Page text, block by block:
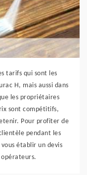
tarifs qui sont les
H, mais aussi dans
les propriétaires
sont compétitifs,
Pour profiter de
pendant les
établir un devis
opérateurs.